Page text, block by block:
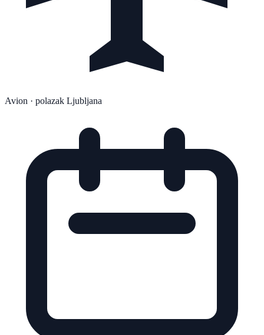
Avion · polazak Ljubljana